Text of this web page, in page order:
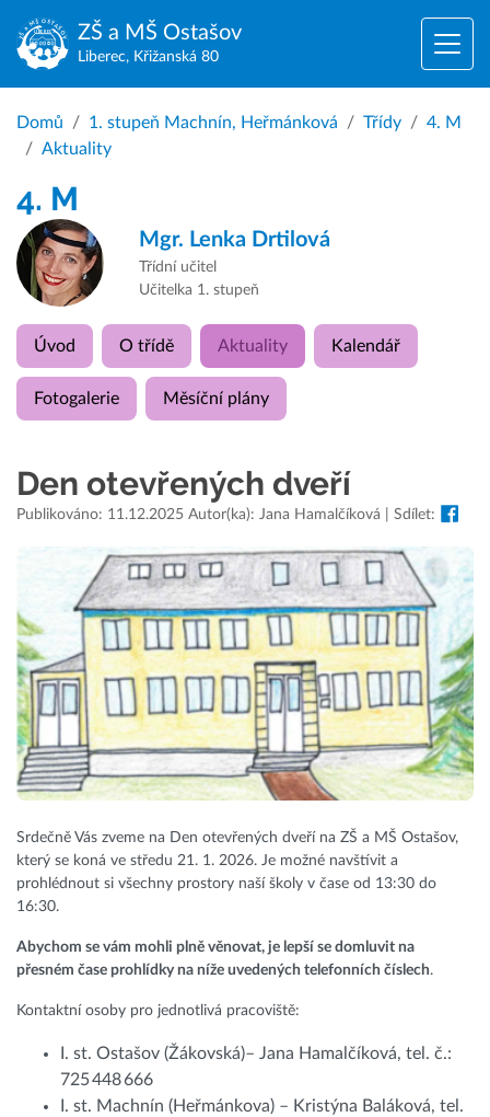
ZŠ a MŠ Ostašov
Liberec, Křižanská 80
Domů 1. stupeň Machnín, Heřmánková Třídy
4. M
Aktuality
4. M
Mgr. Lenka Drtilová
Třídní učitel
Učitelka 1. stupeň
Úvod O třídě Aktuality Kalendář
Fotogalerie Měsíční plány
Den otevřených dveří
Publikováno: 11.12.2025 Autor(ka): Jana Hamalčíková | Sdílet:
Srdečně Vás zveme na Den otevřených dveří na ZŠ a MŠ Ostašov,
který se koná ve středu 21. 1. 2026. Je možné navštívit a
prohlédnout si všechny prostory naší školy v čase od 13:30 do
16:30.
Abychom se vám mohli plně věnovat, je lepší se domluvit na
přesném čase prohlídky na níže uvedených telefonních číslech.
Kontaktní osoby pro jednotlivá pracoviště:
I. st. Ostašov (Žákovská)– Jana Hamalčíková, tel. č.:
725 448 666
I. st. Machnín (Heřmánkova) – Kristýna Baláková, tel.